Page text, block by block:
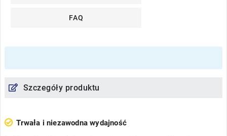
FAQ
Szczegóły produktu
Trwała i niezawodna wydajność